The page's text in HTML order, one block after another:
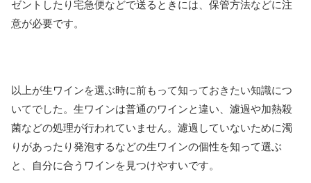
ゼントしたり宅急便などで送るときには、保管方法などに注
意が必要です。
以上が生ワインを選ぶ時に前もって知っておきたい知識につ
いてでした。生ワインは普通のワインと違い、濾過や加熱殺
菌などの処理が行われていません。濾過していないために濁
りがあったり発泡するなどの生ワインの個性を知って選ぶ
と、自分に合うワインを見つけやすいです。